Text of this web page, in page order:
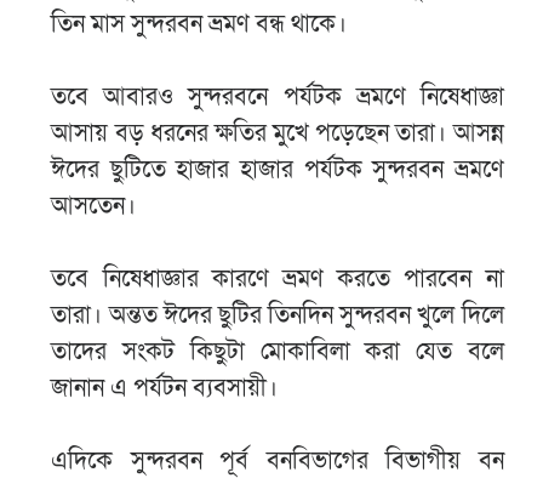
তিন মাস সুন্দরবন ভ্রমণ বন্ধ থাকে।
তবে আবারও সুন্দরবনে পর্যটক ভ্রমণে নিষেধাজ্ঞা
আসায় বড় ধরনের ক্ষতির মুখে পড়েছেন তারা। আসন্ন
ঈদের ছুটিতে হাজার হাজার পর্যটক সুন্দরবন ভ্রমণে
আসতেন।
তবে নিষেধাজ্ঞার কারণে ভ্রমণ করতে পারবেন না
তারা। অন্তত ঈদের ছুটির তিনদিন সুন্দরবন খুলে দিলে
তাদের সংকট কিছুটা মোকাবিলা করা যেত বলে
জানান এ পর্যটন ব্যবসায়ী।
এদিকে সুন্দরবন পূর্ব বনবিভাগের বিভাগীয় বন